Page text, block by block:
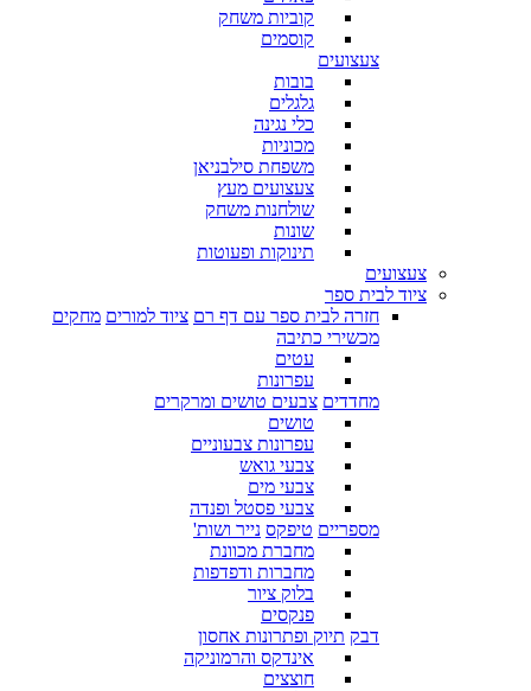
קוביות משחק
קוסמים
צעצועים
בובות
גלגלים
כלי נגינה
מכוניות
משפחת סילבניאן
צעצועים מעץ
שולחנות משחק
שונות
תינוקות ופעוטות
צעצועים
ציוד לבית ספר
חזרה לבית ספר עם דף רם ציוד למורים מחקים
מכשירי כתיבה
עטים
עפרונות
מחדדים צבעים טושים ומרקרים
טושים
עפרונות צבעוניים
צבעי גואש
צבעי מים
צבעי פסטל ופנדה
מספריים טיפקס נייר ושות'
מחברת מכוונת
מחברות ודפדפות
בלוק ציור
פנקסים
דבק תיוק ופתרונות אחסון
אינדקס והרמוניקה
חוצצים